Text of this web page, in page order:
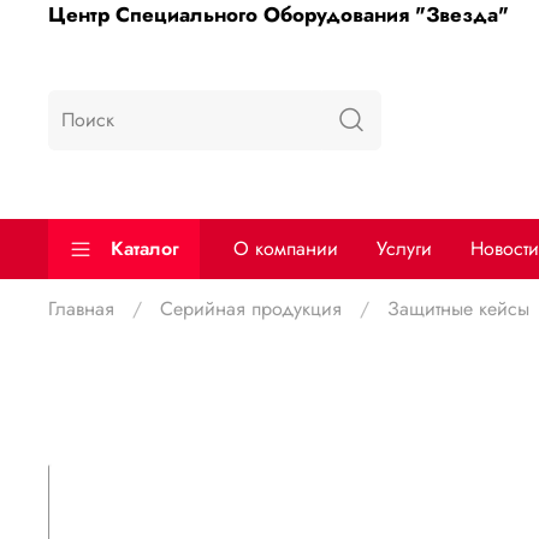
Центр Специального Оборудования "Звезда"
Каталог О компании Услуги
Главная Серийная продукция Защитные кейсы